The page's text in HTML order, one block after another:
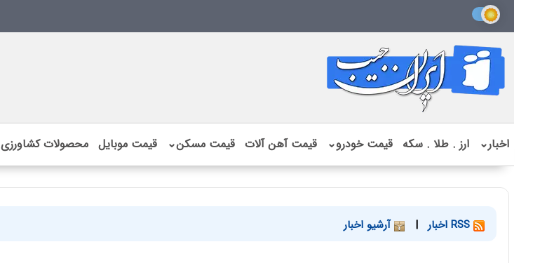
اخبار⌄ ارز . طلا . سکه قیمت خودرو⌄ قیمت آهن آلات قیمت مسکن⌄ قیمت موبایل محصولات کشاورزی
| آرشیو اخبار